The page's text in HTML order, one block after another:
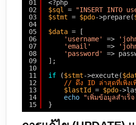
01
02
03
04
05
06
07
08
09
10
11
12
13
14
15
<?php
$sql =
"INSERT INTO
$stmt = $pdo->prepare(
$data = [
'username'
=>
'email'
=>
'password'
=>
];
if
($stmt->execute(
// ดึง ID ล่าสุดที่เพิ่งเ
$lastId
= $pdo-
echo
"เพิ่มข้อมูลสำเ
}